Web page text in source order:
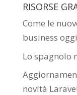
RISORSE
Come le
business oggi
Lo spagnolo
novità Laravel